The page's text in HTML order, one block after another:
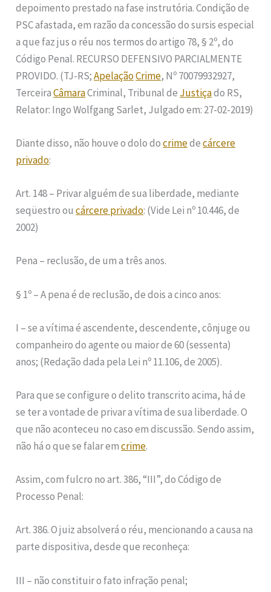
depoimento prestado na fase instrutória. Condição de
PSC afastada, em razão da concessão do sursis especial
a que faz jus o réu nos termos do artigo 78, § 2º, do
Código Penal. RECURSO DEFENSIVO PARCIALMENTE
PROVIDO. (TJ-RS;ApelaçãoCrime, Nº 70079932927,
TerceiraCâmaraCriminal, Tribunal de Justiçado RS,
Relator: Ingo Wolfgang Sarlet, Julgado em: 27-02-2019)
Diante disso, não houve o dolo docrimedecárcere
privado:
Art. 148 – Privar alguém de sua liberdade, mediante
seqüestro oucárcere privado: (Vide Lei nº 10.446, de
2002)
Pena – reclusão, de um a três anos.
§ 1º – A pena é de reclusão, de dois a cinco anos:
I – se a vítima é ascendente, descendente, cônjuge ou
companheiro do agente ou maior de 60 (sessenta)
anos; (Redação dada pela Lei nº 11.106, de 2005).
Para que se configure o delito transcrito acima, há de
se ter a vontade de privar a vítima de sua liberdade. O
que não aconteceu no caso em discussão. Sendo assim,
não há o que se falar emcrime.
Assim, com fulcro no art. 386, “III”, do Código de
Processo Penal:
Art. 386. O juiz absolverá o réu, mencionando a causa na
parte dispositiva, desde que reconheça:
III – não constituir o fato infração penal;